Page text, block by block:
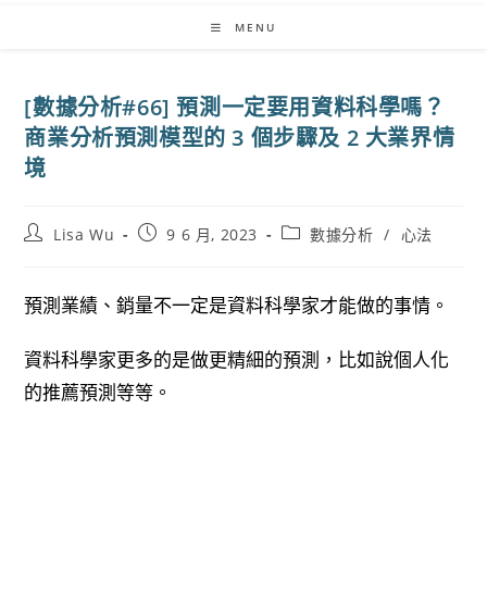
MENU
[數據分析#66] 預測一定要用資料科學嗎？
商業分析預測模型的 3 個步驟及 2 大業界情
境
PostLisa Wu
Post9 6 月, 2023
Post數據分析 / 心法
預測業績、銷量不一定是資料科學家才能做的事情。
資料科學家更多的是做更精細的預測，比如說個人化
的推薦預測等等。